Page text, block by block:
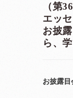
（第
エッ
お披
ら、
お披露